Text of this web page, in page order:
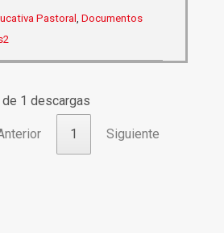
Pastoral
Documentos
1 descargas
1 Siguiente